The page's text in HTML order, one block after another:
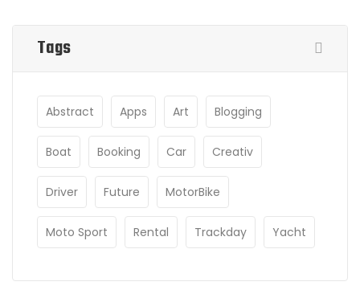
Tags
Abstract Apps Art Blogging
Boat Booking Car Creativ
Driver Future MotorBike
Moto Sport Rental Trackday Yacht